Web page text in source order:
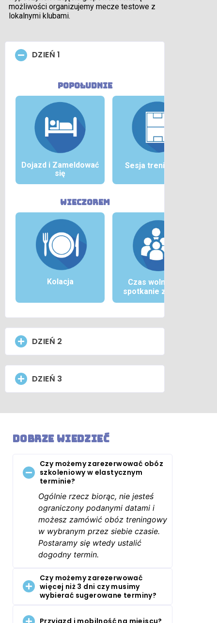
możliwości organizujemy mecze testowe z
lokalnymi klubami.
DZIEŃ 1
popołudnie
Dojazd i Zameldować
się
Sesja treningowa
wieczorem
Kolacja
Czas wolny i/lub
spotkanie zespołu
DZIEŃ 2
DZIEŃ 3
Dobrze wiedzieć
Czy możemy zarezerwować obóz
szkoleniowy w elastycznym
terminie?
Ogólnie rzecz biorąc, nie jesteś
ograniczony podanymi datami i
możesz zamówić obóz treningowy
w wybranym przez siebie czasie.
Postaramy się wtedy ustalić
dogodny termin.
Czy możemy zarezerwować
więcej niż 3 dni czy musimy
wybierać sugerowane terminy?